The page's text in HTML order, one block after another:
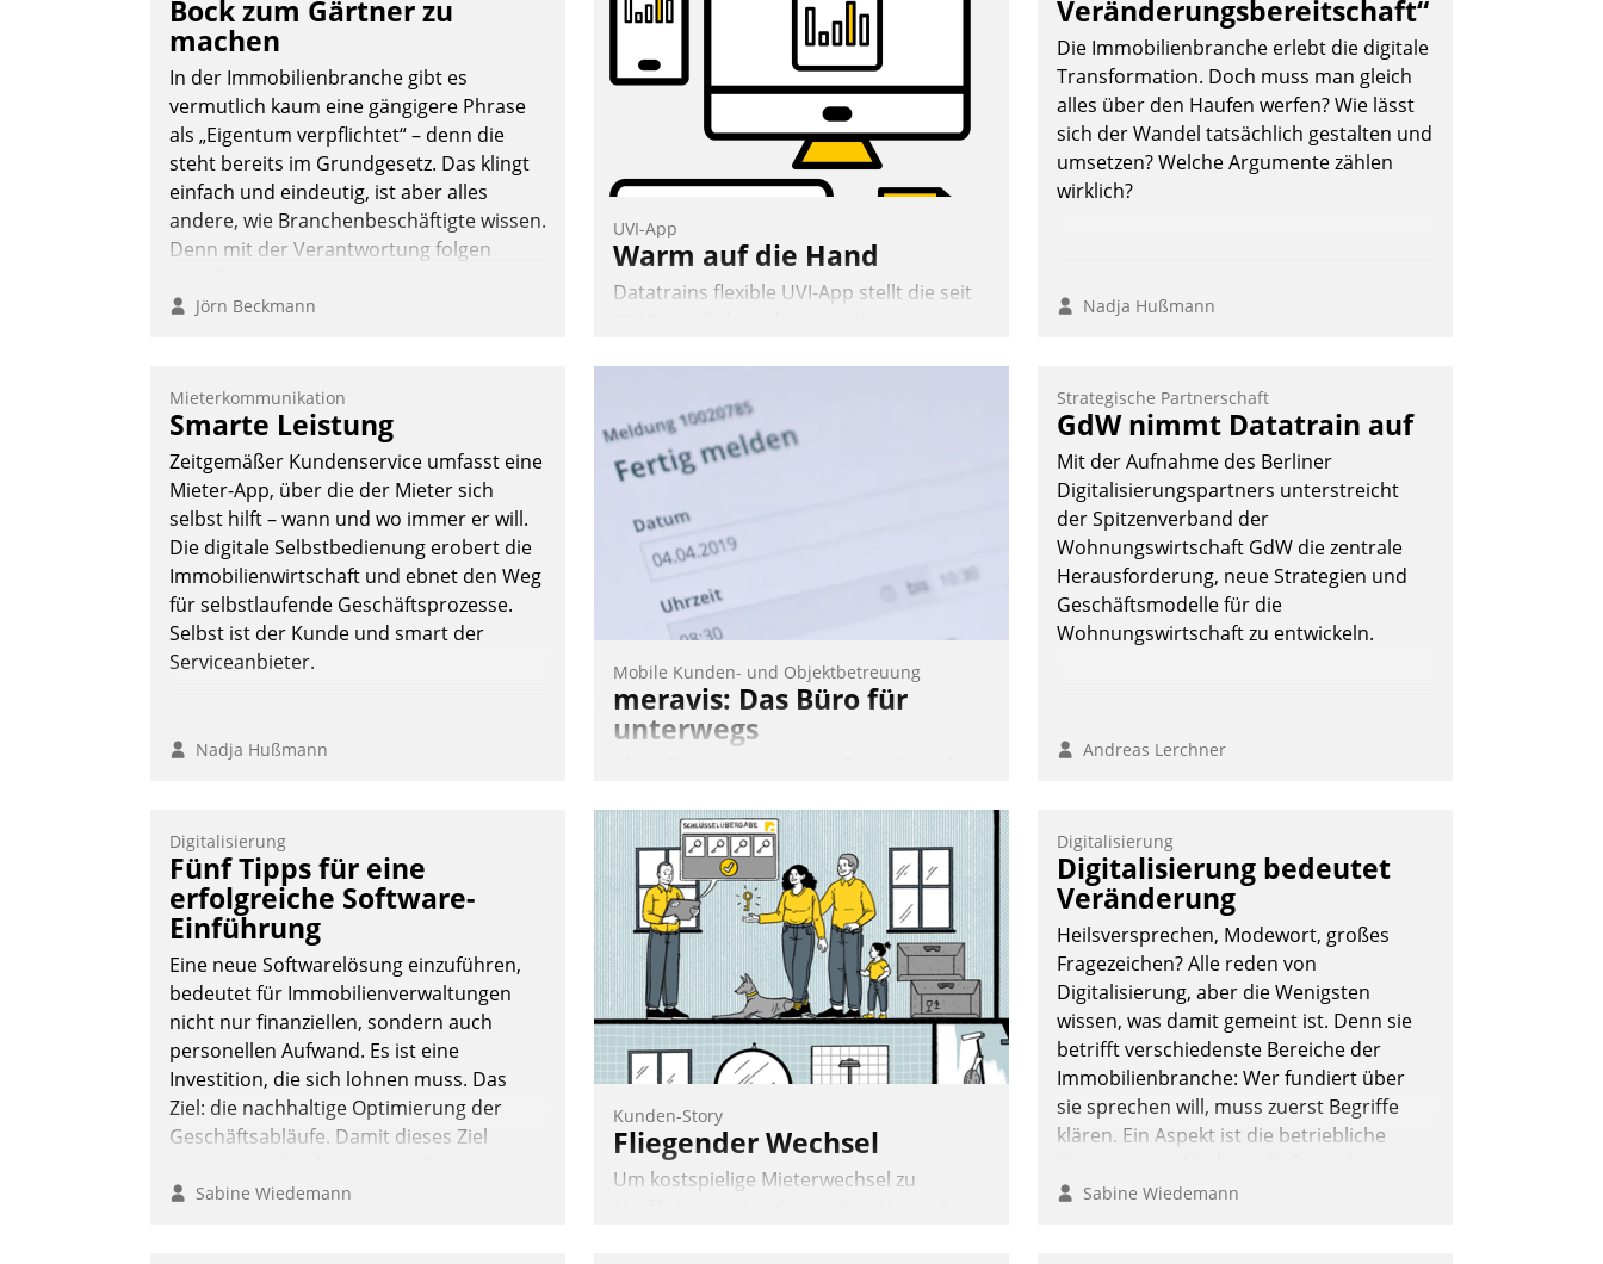
Bock zum Gärtner zu
machen
In der Immobilienbranche gibt es
vermutlich kaum eine gängigere Phrase
als „Eigentum verpflichtet“ – denn die
steht bereits im Grundgesetz. Das klingt
einfach und eindeutig, ist aber alles
andere, wie Branchenbeschäftigte wissen.
Denn mit der Verantwortung folgen
Jörn Beckmann
UVI-App
Warm auf die Hand
Datatrains flexible UVI-App stellt die seit
Die monatlichen Mitteilungen zum
Heizungs- und Wasserverbrauch gehen
automatisiert, vollständig und auf
Kommunikationswege bei den
Empfängern ein.
Veränderungsbereitschaft“
Die Immobilienbranche erlebt die digitale
Transformation. Doch muss man gleich
alles über den Haufen werfen? Wie lässt
sich der Wandel tatsächlich gestalten und
umsetzen? Welche Argumente zählen
wirklich?
Nadja Hußmann
Mieterkommunikation
Smarte Leistung
Zeitgemäßer Kundenservice umfasst eine
Mieter-App, über die der Mieter sich
selbst hilft – wann und wo immer er will.
Die digitale Selbstbedienung erobert die
Immobilienwirtschaft und ebnet den Weg
für selbstlaufende Geschäftsprozesse.
Selbst ist der Kunde und smart der
Serviceanbieter.
Nadja Hußmann
Mobile Kunden- und Objektbetreuung
meravis: Das Büro für
unterwegs
verspricht das aktuelle Cockpit für mobile
Mitarbeiter von Datatrain. Die meravis
Wohnungsbau- und Immobilien GmbH
hat sich dabei für den Betrieb der Lösung
über die SAP Cloud Platform entschieden
- als erstes Unternehmen am
Wohnungsmarkt.
Andreas Lerchner
Strategische Partnerschaft
GdW nimmt Datatrain auf
Mit der Aufnahme des Berliner
Digitalisierungspartners unterstreicht
der Spitzenverband der
Wohnungswirtschaft GdW die zentrale
Herausforderung, neue Strategien und
Geschäftsmodelle für die
Wohnungswirtschaft zu entwickeln.
Andreas Lerchner
Digitalisierung
Fünf Tipps für eine
erfolgreiche Software-
Einführung
Eine neue Softwarelösung einzuführen,
bedeutet für Immobilienverwaltungen
nicht nur finanziellen, sondern auch
personellen Aufwand. Es ist eine
Investition, die sich lohnen muss. Das
Ziel: die nachhaltige Optimierung der
Geschäftsabläufe. Damit dieses Ziel
befolgt werden.
Sabine Wiedemann
Kunden-Story
Fliegender Wechsel
Um kostspielige Mieterwechsel zu
Digitalisierung
Digitalisierung bedeutet
Veränderung
Heilsversprechen, Modewort, großes
Fragezeichen? Alle reden von
Digitalisierung, aber die Wenigsten
wissen, was damit gemeint ist. Denn sie
betrifft verschiedenste Bereiche der
Immobilienbranche: Wer fundiert über
sie sprechen will, muss zuerst Begriffe
klären. Ein Aspekt ist die betriebliche
ermöglichen große Einsparungen durch
Sabine Wiedemann